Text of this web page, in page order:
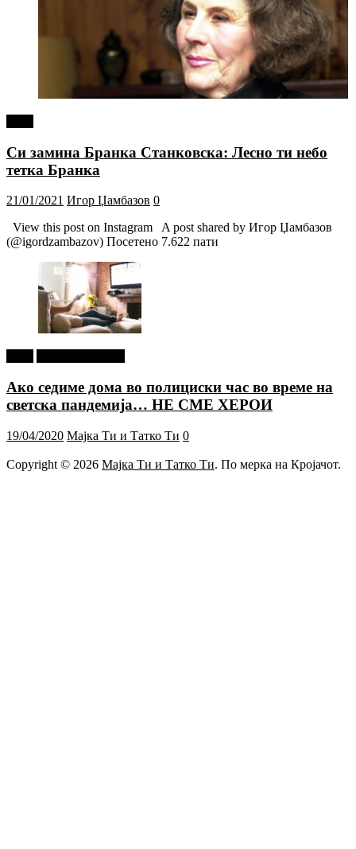
Си замина Бранка Станковска: Лесно ти небо
тетка Бранка
21/01/2021 Игор Џамбазов 0
View this post on Instagram A post shared by Игор Џамбазов
(@igordzambazov) Посетено 7.622 пати
Ако седиме дома во полициски час во време на
светска пандемија… НЕ СМЕ ХЕРОИ
19/04/2020 Мајка Ти и Татко Ти 0
Copyright © 2026 Мајка Ти и Татко Ти. По мерка на Кројачот.